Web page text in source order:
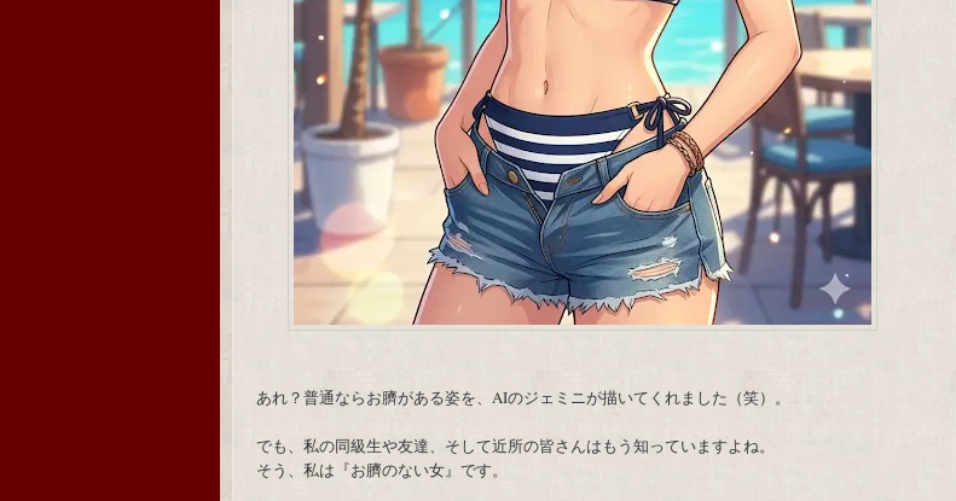
あれ？普通ならお臍がある姿を、AIのジェミニが描いてくれました（笑）。
でも、私の同級生や友達、そして近所の皆さんはもう知っていますよね。
そう、私は『お臍のない女』です。